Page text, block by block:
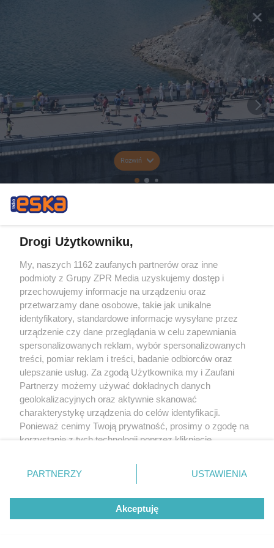
Rozwiń
Drogi Użytkowniku,
My, naszych 1162 zaufanych partnerów oraz inne
podmioty z Grupy ZPR Media uzyskujemy dostęp i
przechowujemy informacje na urządzeniu oraz
przetwarzamy dane osobowe, takie jak unikalne
identyfikatory, standardowe informacje wysyłane przez
urządzenie czy dane przeglądania w celu zapewniania
spersonalizowanych reklam, wybór spersonalizowanych
treści, pomiar reklam i treści, badanie odbiorców oraz
ulepszanie usług. Za zgodą Użytkownika my i Zaufani
Partnerzy możemy używać dokładnych danych
geolokalizacyjnych oraz aktywnie skanować
charakterystykę urządzenia do celów identyfikacji.
Ponieważ cenimy Twoją prywatność, prosimy o zgodę na
korzystanie z tych technologii poprzez kliknięcie
zmienić/wycofać klikając przycisk ustawień prywatności
znajdujący się w lewym dolnym rogu strony
rodzaje przetwarzania danych nie wymagają zgody
użytkownika, ale masz prawo sprzeciwić się takiemu
przetwarzaniu. Preferencje będą miały zastosowanie tylko
PARTNERZY USTAWIENIA
Akceptuję